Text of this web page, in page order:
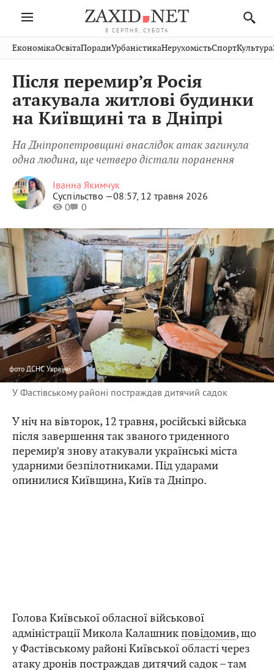
8 СЕРПНЯ, СУБОТА
Івано-
Франківськ
Волинь
Закарпаття
Рівне
Чернівці
Шептицький
Стрий
Хмельницький
Публікації
Авто СловкоКультура
Кіно Дім Спорт
ФотоОсвітаНерухомість
Домашні
тварини
ЕкономікаОсвітаПорадиУрбаністикаНерухомістьСпортКультура
Після перемир’я Росія
атакувала житлові будинки
на Київщині та в Дніпрі
На Дніпропетровщині внаслідок атак загинула
одна людина, ще четверо дістали поранення
Іванна Якимчук
Суспільство —08:57, 12 травня 2026
0
0
фотоДСНС України
У Фастівському районі постраждав дитячий садок
У ніч на вівторок, 12 травня, російські війська
після завершення так званого триденного
перемир’я знову атакували українські міста
ударними безпілотниками. Під ударами
опинилися Київщина, Київ та Дніпро.
Голова Київської обласної військової
адміністрації Микола Калашникповідомив, що
у Фастівському районі Київської області через
атаку дронів постраждав дитячий садок – там